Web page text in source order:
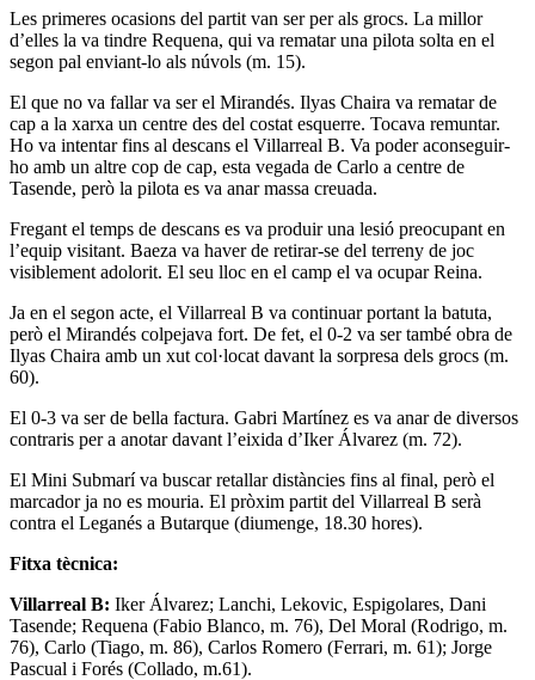
Les primeres ocasions del partit van ser per als grocs. La millor
d’elles la va tindre Requena, qui va rematar una pilota solta en el
segon pal enviant-lo als núvols (m. 15).
El que no va fallar va ser el Mirandés. Ilyas Chaira va rematar de
cap a la xarxa un centre des del costat esquerre. Tocava remuntar.
Ho va intentar fins al descans el Villarreal B. Va poder aconseguir-
ho amb un altre cop de cap, esta vegada de Carlo a centre de
Tasende, però la pilota es va anar massa creuada.
Fregant el temps de descans es va produir una lesió preocupant en
l’equip visitant. Baeza va haver de retirar-se del terreny de joc
visiblement adolorit. El seu lloc en el camp el va ocupar Reina.
Ja en el segon acte, el Villarreal B va continuar portant la batuta,
però el Mirandés colpejava fort. De fet, el 0-2 va ser també obra de
Ilyas Chaira amb un xut col·locat davant la sorpresa dels grocs (m.
60).
El 0-3 va ser de bella factura. Gabri Martínez es va anar de diversos
contraris per a anotar davant l’eixida d’Iker Álvarez (m. 72).
El Mini Submarí va buscar retallar distàncies fins al final, però el
marcador ja no es mouria. El pròxim partit del Villarreal B serà
contra el Leganés a Butarque (diumenge, 18.30 hores).
Fitxa tècnica:
Villarreal B: Iker Álvarez; Lanchi, Lekovic, Espigolares, Dani
Tasende; Requena (Fabio Blanco, m. 76), Del Moral (Rodrigo, m.
76), Carlo (Tiago, m. 86), Carlos Romero (Ferrari, m. 61); Jorge
Pascual i Forés (Collado, m.61).